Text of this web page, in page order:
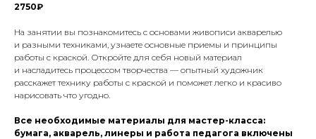
2750₽
На занятии вы познакомитесь с основами живописи акварелью
и разными техниками, узнаете основные приемы и принципы
работы с краской. Откройте для себя новый материал
и насладитесь процессом творчества — опытный художник
расскажет технику работы с краской и поможет легко и красиво
нарисовать что угодно.
Все необходимые материалы для мастер-класса:
бумага, акварель, линеры и работа педагога включены